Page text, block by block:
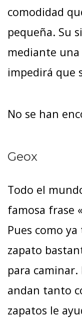
comodidad
pequeña. Su
mediante
impedirá que
No se han
Geox
Todo el
famosa frase
Pues como
zapato
para caminar.
andan tanto
zapatos le